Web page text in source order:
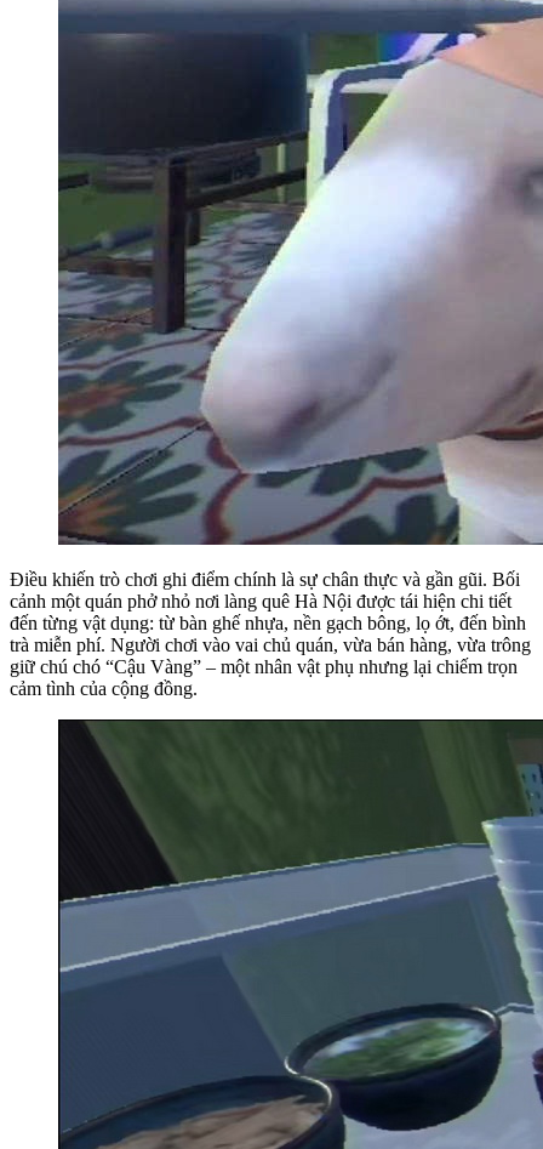
Điều khiến trò chơi ghi điểm chính là sự chân thực và gần gũi. Bối
cảnh một quán phở nhỏ nơi làng quê Hà Nội được tái hiện chi tiết
đến từng vật dụng: từ bàn ghế nhựa, nền gạch bông, lọ ớt, đến bình
trà miễn phí. Người chơi vào vai chủ quán, vừa bán hàng, vừa trông
giữ chú chó “Cậu Vàng” – một nhân vật phụ nhưng lại chiếm trọn
cảm tình của cộng đồng.